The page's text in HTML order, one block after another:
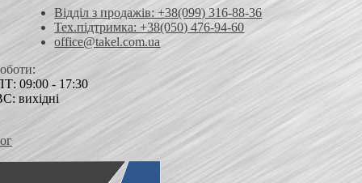
Відділ з продажів: +38(099) 316-88-36
Тех.підтримка: +38(050) 476-94-60
office@takel.com.ua
09:00 - 17:30
вихідні